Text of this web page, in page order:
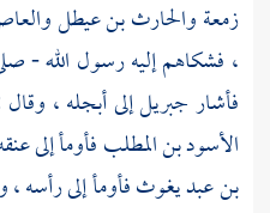
زمعةوالحارث بن عيطل
، فشكاهم إليه رسول الله -
فأشارجبريلإلى أبجله ،
الأسود بن المطلبفأومأ إلى
بن عبد يغوثفأومأ إلى رأسه